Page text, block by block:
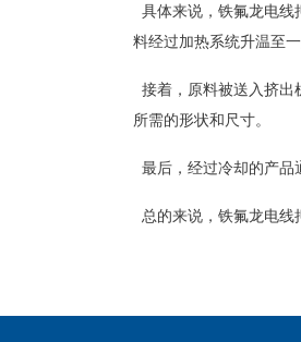
具体来说，铁氟龙电线
料经过加热系统升温至
接着，原料被送入挤出
所需的形状和尺寸。
最后，经过冷却的产品
总的来说，铁氟龙电